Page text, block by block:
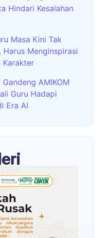
Hindari Kesalahan
Masa Kini Tak
Harus Menginspirasi
Karakter
AMIKOM
Guru Hadapi
Era AI